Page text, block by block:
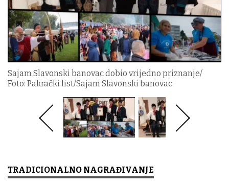
Sajam Slavonski banovac dobio vrijedno priznanje/
Foto: Pakrački list/Sajam Slavonski banovac
TRADICIONALNO NAGRAĐIVANJE